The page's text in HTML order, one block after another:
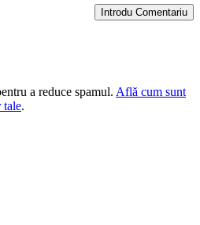
Introdu Comentariu
a reduce spamul. Află cum sunt
tale.